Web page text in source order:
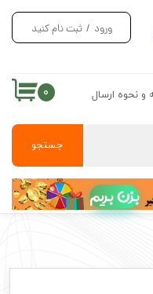
جستجو
ورود / ثبت نام کنید
۰ و نحوه ارسال
بزن بریم